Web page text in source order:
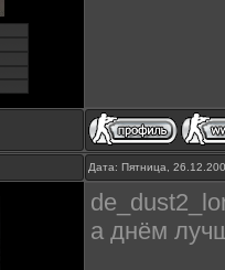
Дата: Пятница,
а днём